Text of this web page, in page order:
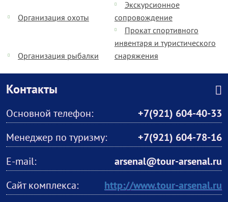
Организация охоты
Экскурсионное
сопровождение
Организация рыбалки
Прокат спортивного
инвентаря и туристического
снаряжения
Контакты
Основной телефон:
+7(921) 604-40-33
Менеджер по туризму:
+7(921) 604-78-16
E-mail:
arsenal@tour-arsenal.ru
Сайт комплекса:
http://www.tour-arsenal.ru